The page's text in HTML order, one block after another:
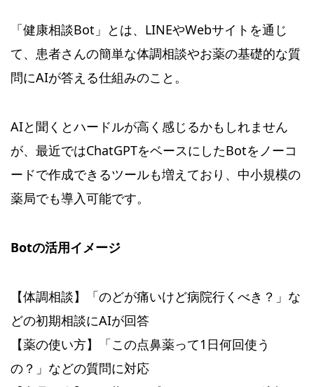
「健康相談Bot」とは、LINEやWebサイトを通じ
て、患者さんの簡単な体調相談やお薬の基礎的な質
問にAIが答える仕組みのこと。
AIと聞くとハードルが高く感じるかもしれません
が、最近ではChatGPTをベースにしたBotをノーコ
ードで作成できるツールも増えており、中小規模の
薬局でも導入可能です。
Botの活用イメージ
【体調相談】「のどが痛いけど病院行くべき？」な
どの初期相談にAIが回答
【薬の使い方】「この点鼻薬って1日何回使う
の？」などの質問に対応